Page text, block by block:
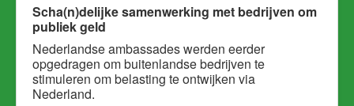
Scha(n)delijke samenwerking met bedrijven om
publiek geld
Nederlandse ambassades werden eerder
opgedragen om buitenlandse bedrijven te
stimuleren om belasting te ontwijken via
Nederland.